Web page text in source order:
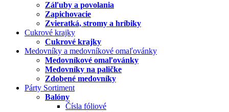
Záľuby a povolania
Zapichovacie
Zvieratká, stromy a hríbiky
Cukrové krajky
Cukrové krajky
Medovníky a medovníkové omaľovánky
Medovníkové omaľovánky
Medovníky na paličke
Zdobené medovníky
Párty Sortiment
Balóny
Čísla fóliové